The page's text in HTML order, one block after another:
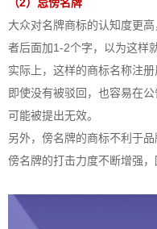
（2）忌傍名牌
大众对名牌商标的认知度更
者后面加1-2个字，以为这样
实际上，这样的商标名称注
即使没有被驳回，也容易在
可能被提出无效。
另外，傍名牌的商标不利于
傍名牌的打击力度不断增强，